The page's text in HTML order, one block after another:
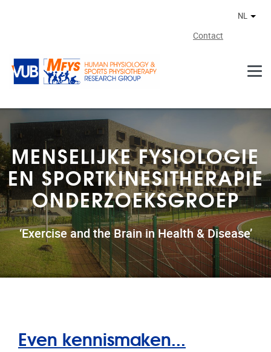
Contact
NL
MENSELIJKE FYSIOLOGIE
EN SPORTKINESITHERAPIE
ONDERZOEKSGROEP
‘Exercise and the Brain in Health & Disease’
Even kennismaken...